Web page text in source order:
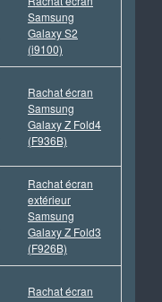
Samsung
Galaxy S2
(i9100)
Rachat écran
Samsung
Galaxy Z Fold4
(F936B)
Rachat écran
extérieur
Samsung
Galaxy Z Fold3
(F926B)
Rachat écran